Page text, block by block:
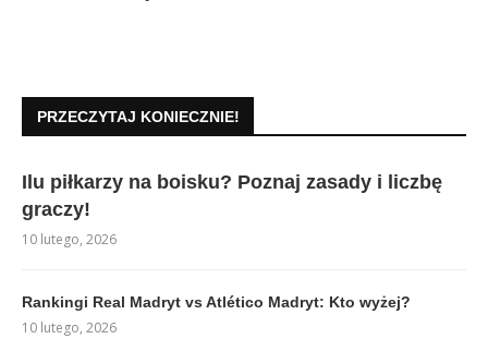
PRZECZYTAJ KONIECZNIE!
Ilu piłkarzy na boisku? Poznaj zasady i liczbę
graczy!
10 lutego, 2026
Rankingi Real Madryt vs Atlético Madryt: Kto wyżej?
10 lutego, 2026